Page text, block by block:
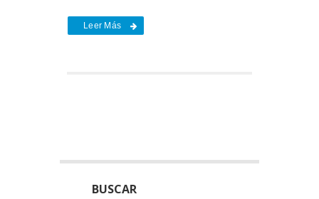
Leer Más
BUSCAR